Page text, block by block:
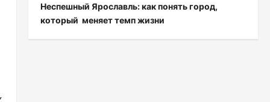
Неспешный Ярославль: как понять город,
который меняет темп жизни